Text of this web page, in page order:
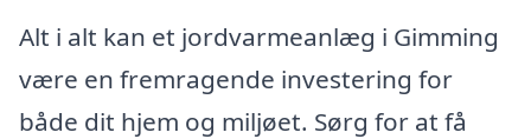
Alt i alt kan et jordvarmeanlæg i Gimming
være en fremragende investering for
både dit hjem og miljøet. Sørg for at få